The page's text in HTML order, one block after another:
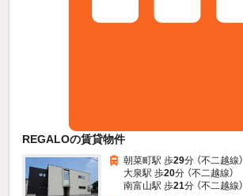
REGALOの賃貸物件
朝菜町駅 歩29分 （不二越線）
大泉駅 歩20分 （不二越線）
南富山駅 歩21分 （不二越線）